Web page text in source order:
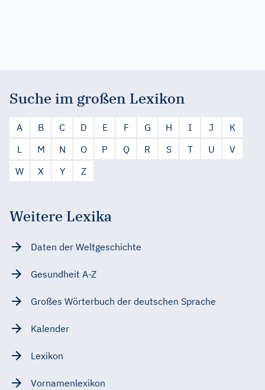
Suche im großen Lexikon
A B C D E F G H I J
K
L
M N O P Q R S T U
V
W
X Y Z
Weitere Lexika
Daten der Weltgeschichte
Gesundheit A-Z
Großes Wörterbuch der deutschen Sprache
Kalender
Lexikon
Vornamenlexikon